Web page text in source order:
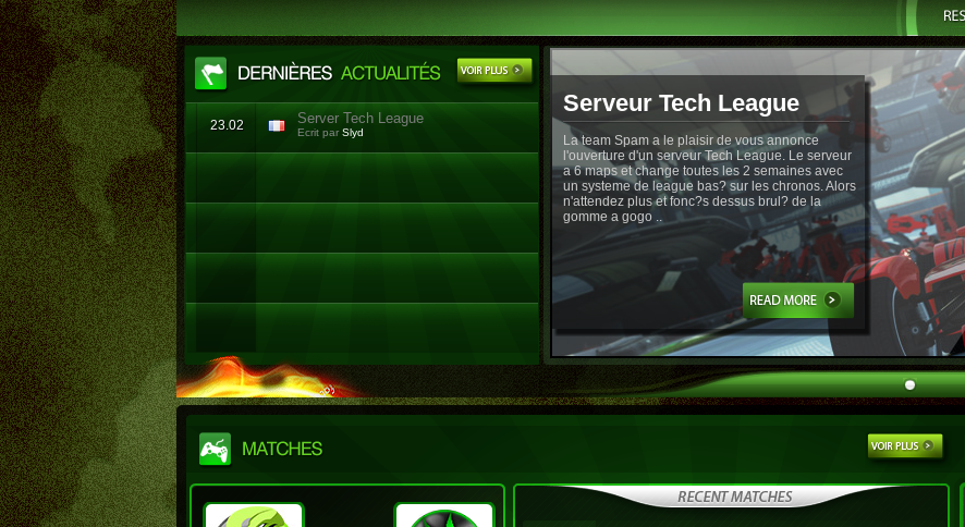
23.02 Server Tech League
Ecrit par Slyd
Serveur Tech League
La team Spam a le plaisir de vous annonce
l'ouverture d'un serveur Tech League. Le serveur
a 6 maps et change toutes les 2 semaines avec
un systeme de league bas? sur les chronos. Alors
n'attendez plus et fonc?s dessus brul? de la
gomme a gogo ..